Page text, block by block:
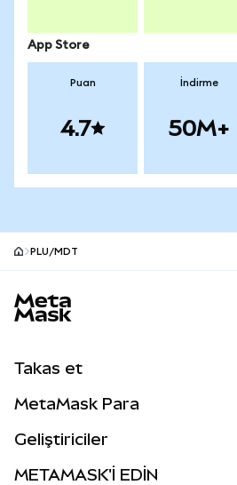
App Store
Puan
4.7
İndirme
50M+
PLU/MDT
Takas et
Perps
MetaMask Para
Geliştiriciler
METAMASK'İ EDİN